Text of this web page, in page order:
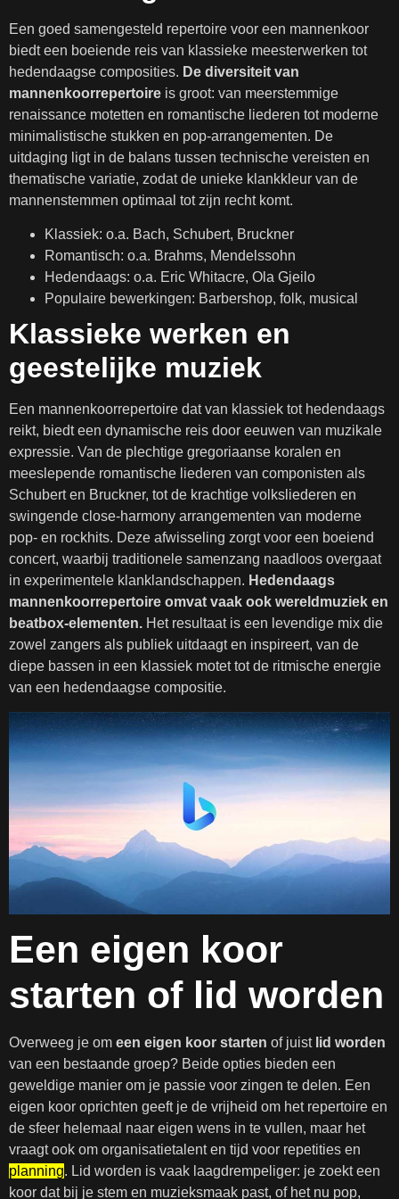
Een goed samengesteld repertoire voor een mannenkoor
biedt een boeiende reis van klassieke meesterwerken tot
hedendaagse composities. De diversiteit van
mannenkoorrepertoire is groot: van meerstemmige
renaissance motetten en romantische liederen tot moderne
minimalistische stukken en pop-arrangementen. De
uitdaging ligt in de balans tussen technische vereisten en
thematische variatie, zodat de unieke klankkleur van de
mannenstemmen optimaal tot zijn recht komt.
Klassiek: o.a. Bach, Schubert, Bruckner
Romantisch: o.a. Brahms, Mendelssohn
Hedendaags: o.a. Eric Whitacre, Ola Gjeilo
Populaire bewerkingen: Barbershop, folk, musical
Klassieke werken en
geestelijke muziek
Een mannenkoorrepertoire dat van klassiek tot hedendaags
reikt, biedt een dynamische reis door eeuwen van muzikale
expressie. Van de plechtige gregoriaanse koralen en
meeslepende romantische liederen van componisten als
Schubert en Bruckner, tot de krachtige volksliederen en
swingende close-harmony arrangementen van moderne
pop- en rockhits. Deze afwisseling zorgt voor een boeiend
concert, waarbij traditionele samenzang naadloos overgaat
in experimentele klanklandschappen. Hedendaags
mannenkoorrepertoire omvat vaak ook wereldmuziek en
beatbox-elementen. Het resultaat is een levendige mix die
zowel zangers als publiek uitdaagt en inspireert, van de
diepe bassen in een klassiek motet tot de ritmische energie
van een hedendaagse compositie.
Een eigen koor
starten of lid worden
Overweeg je om een eigen koor starten of juist lid worden
van een bestaande groep? Beide opties bieden een
geweldige manier om je passie voor zingen te delen. Een
eigen koor oprichten geeft je de vrijheid om het repertoire en
de sfeer helemaal naar eigen wens in te vullen, maar het
vraagt ook om organisatietalent en tijd voor repetities en
planning. Lid worden is vaak laagdrempeliger: je zoekt een
koor dat bij je stem en muzieksmaak past, of het nu pop,